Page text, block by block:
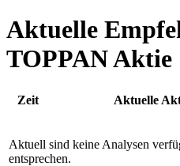
Aktuelle
TOPPAN Aktie
Zeit Aktuelle
Aktuell sind keine Analysen
entsprechen.